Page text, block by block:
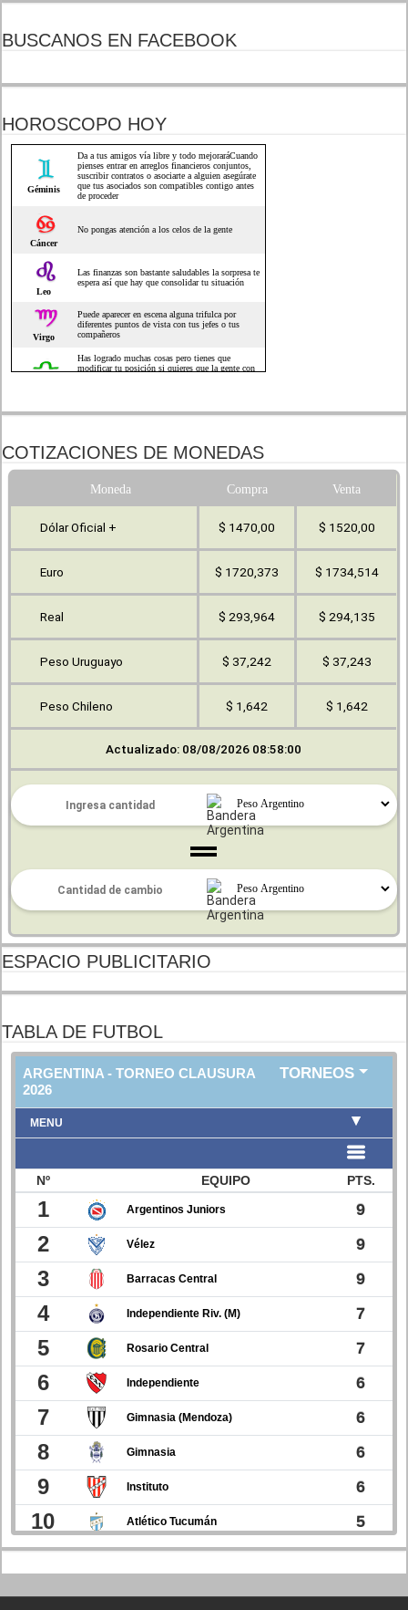
BUSCANOS EN FACEBOOK
HOROSCOPO HOY
COTIZACIONES DE MONEDAS
Moneda Compra Venta
Dólar Oficial + $ 1470,00 $ 1520,00
Euro $ 1720,373 $ 1734,514
Real $ 293,964 $ 294,135
Peso Uruguayo $ 37,242 $ 37,243
Peso Chileno $ 1,642 $ 1,642
Actualizado: 08/08/2026 08:58:00
ESPACIO PUBLICITARIO
TABLA DE FUTBOL